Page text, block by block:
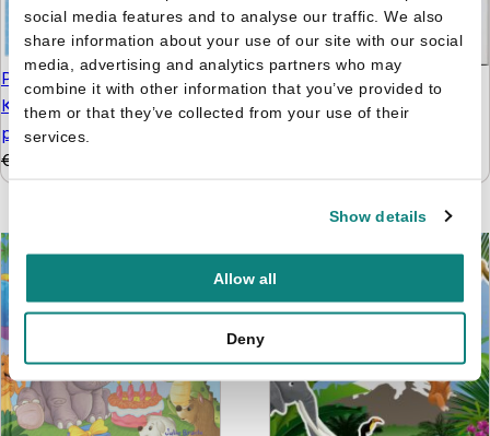
social media features and to analyse our traffic. We also
share information about your use of our site with our social
media, advertising and analytics partners who may
combine it with other information that you’ve provided to
them or that they’ve collected from your use of their
services.
Show details
Allow all
Deny
Paw Patrol pakket -
Knutselen, kleuren
puzzelen en stickers
€
Nijntje - Doeboek 4 -
Kijken, kleuren, knutselen